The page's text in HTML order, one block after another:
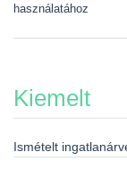
használatához
Kiemelt
Ismételt